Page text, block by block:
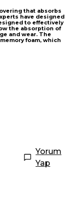
that absorbs
have designed
to effectively
the absorption of
and wear. The
foam, which
Yorum
Yap